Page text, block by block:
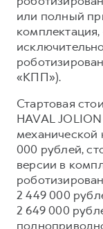
или полный
комплектация,
«КПП»).
Стартовая
HAVAL
механической
000 рублей,
версии в
2 449 000
2 649 000